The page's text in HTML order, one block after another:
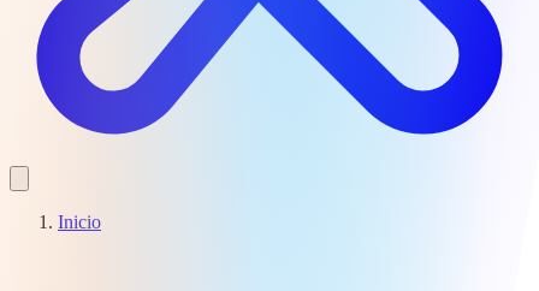
Inicio